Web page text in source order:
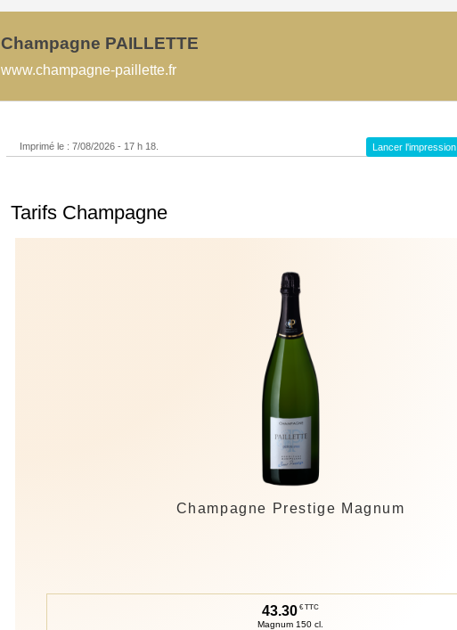
Champagne PAILLETTE
www.champagne-paillette.fr
Imprimé le : 7/08/2026 - 17 h 18. Lancer l'impression
Tarifs Champagne
Champagne Prestige Magnum
43.30 € TTC
Magnum 150 cl.